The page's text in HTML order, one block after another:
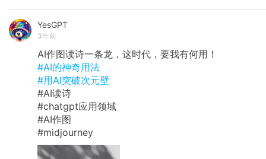
YesGPT
3年前
AI作图读诗一条龙，这时代，要我有何用！
#AI的神奇用法
#用AI突破次元壁
#AI读诗
#chatgpt应用领域
#AI作图
#midjourney